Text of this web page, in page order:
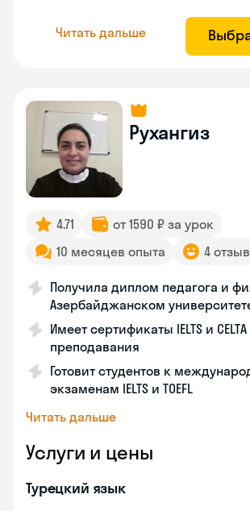
Читать дальше
Рухангиз
4.71
от 1590 ₽ за урок
10 месяцев опыта
4
Получила диплом педагога и
Азербайджанском
Имеет сертификаты IELTS и
преподавания
Готовит студентов к
экзаменам IELTS и TOEFL
Читать дальше
Услуги и цены
Турецкий язык